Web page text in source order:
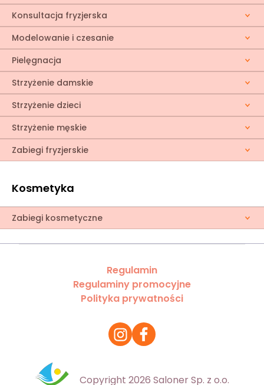
Konsultacja fryzjerska
Modelowanie i czesanie
Pielęgnacja
Strzyżenie damskie
Strzyżenie dzieci
Strzyżenie męskie
Zabiegi fryzjerskie
Kosmetyka
Zabiegi kosmetyczne
Regulamin
Regulaminy promocyjne
Polityka prywatności
Copyright 2026 Saloner Sp. z o.o.